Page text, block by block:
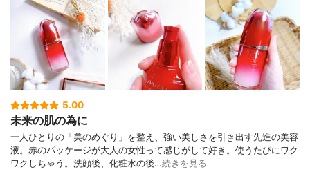
5.00
未来の肌の為に
一人ひとりの「美のめぐり」を整え、強い美しさを引き出す先進の美容
液。赤のパッケージが大人の女性って感じがして好き。使うたびにワク
ワクしちゃう。洗顔後、化粧水の後…続きを見る